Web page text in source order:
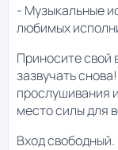
- Музыкальные
любимых
Приносите свой
зазвучать
прослушивания
место силы для
Вход свободный.